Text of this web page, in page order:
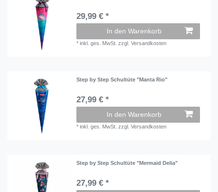
29,99 € *
In den Warenkorb
*inkl. ges. MwSt. zzgl.Versandkosten
Step by Step Schultüte "Manta Rio"
27,99 € *
In den Warenkorb
*inkl. ges. MwSt. zzgl.Versandkosten
Step by Step Schultüte "Mermaid Delia"
27,99 € *